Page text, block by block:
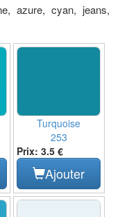
azure, cyan, jeans,
Turquoise
253
Prix: 3.5 €
Ajouter